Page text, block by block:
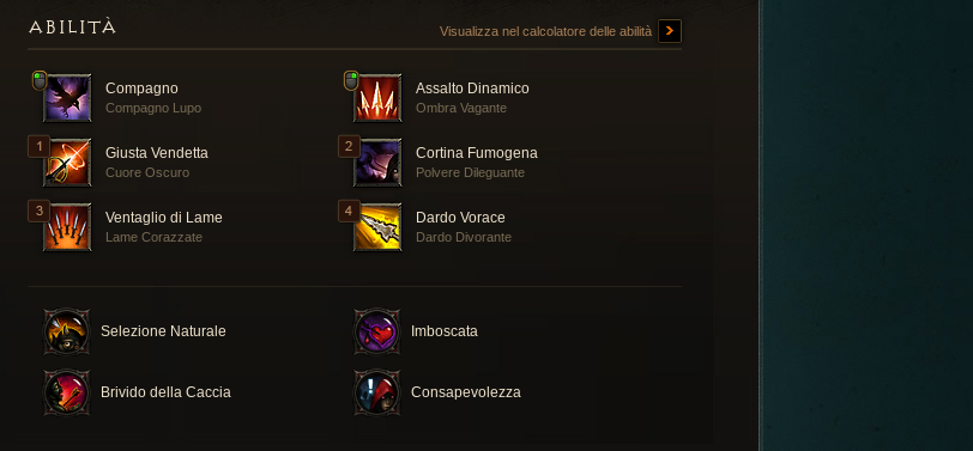
ABILITÀ Visualizza nel calcolatore delle abilità
Compagno
Compagno Lupo
Assalto Dinamico
Ombra Vagante
Giusta Vendetta
Cuore Oscuro
Cortina Fumogena
Polvere Dileguante
Ventaglio di Lame
Lame Corazzate
Dardo Vorace
Dardo Divorante
Selezione Naturale Imboscata
Brivido della Caccia Consapevolezza